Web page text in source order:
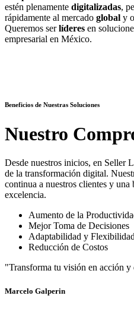
estén plenamente digitalizadas,
rápidamente al mercado global y
Queremos serlíderes en
empresarial en México.
Beneficios de Nuestras Soluciones
Nuestro
Desde nuestros inicios, en Seller
de la transformación digital.
continua a nuestros clientes y una
excelencia.
Aumento de la
Mejor Toma de Decisiones
Adaptabilidad y Flexibilidad
Reducción de Costos
"Transforma tu visión en acción y
Marcelo Galperin